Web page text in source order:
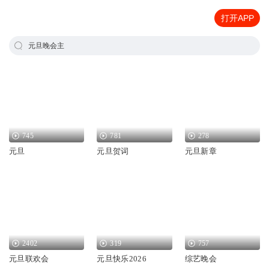
打开APP
元旦晚会主
745
元旦
781
元旦贺词
278
元旦新章
2402
元旦联欢会
319
元旦快乐2026
757
综艺晚会